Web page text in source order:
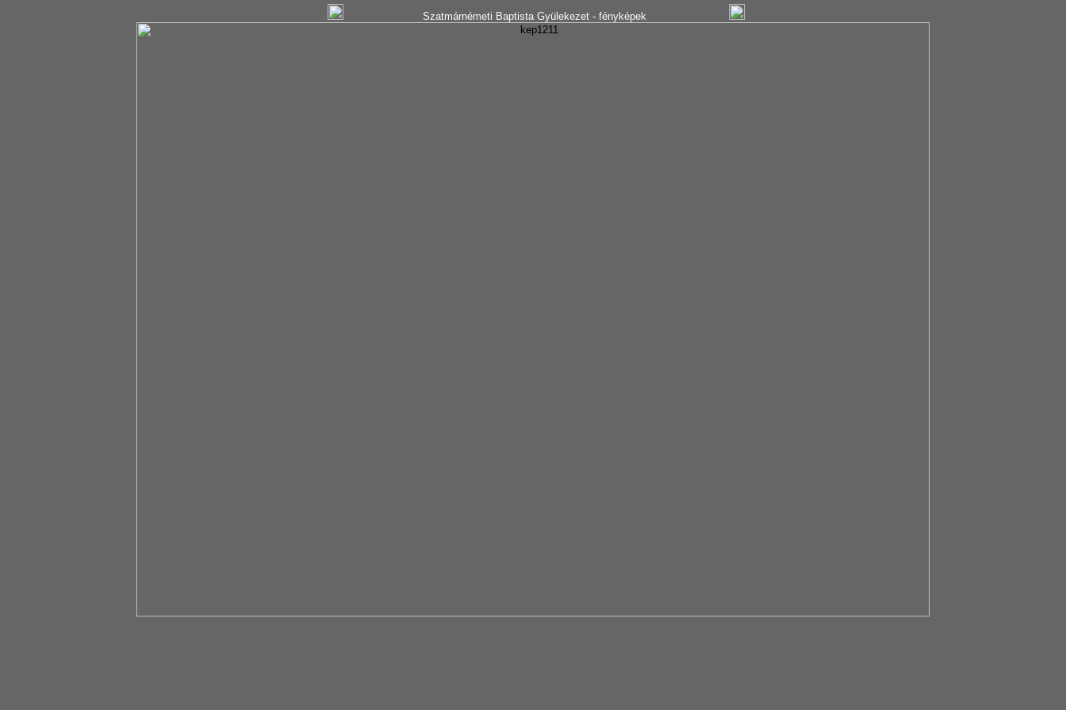
Szatmárnémeti Baptista Gyülekezet - fényképek